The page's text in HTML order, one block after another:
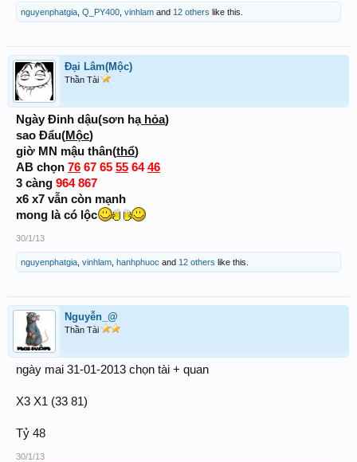
nguyenphatgia Q_PY400 vinhlam and 12 others like this.
Đại Lâm(Mộc)
Thần Tài
Ngày Đinh dậu(sơn hạhỏa)
sao Đẩu(Mộc)
giờ MN mậu thân(thổ)
AB chọn 76 67 65 55 6446
3 càng 964 867
x6 x7 vẫn còn mạnh
mong là có lộc
30/1/13
nguyenphatgia vinhlam hanhphuoc and 12 others like this.
Nguyễn_@
Thần Tài
ngày mai 31-01-2013 chọn tài + quan
X3 X1 (33 81)
Tỷ 48
30/1/13